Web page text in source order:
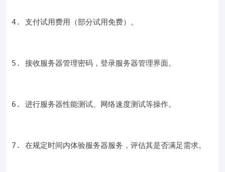
4. 支付试用费用（部分试用免费）。
5. 接收服务器管理密码，登录服务器管理界面。
6. 进行服务器性能测试、网络速度测试等操作。
7. 在规定时间内体验服务器服务，评估其是否满足需求。